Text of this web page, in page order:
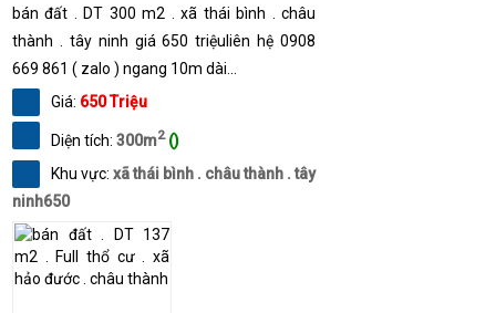
bán đất . DT 300 m2 . xã thái bình . châu
thành . tây ninh giá 650 triệuliên hệ 0908
669 861 ( zalo ) ngang 10m dài...
Giá: 650 Triệu
Diện tích: 300m2 ()
Khu vực: xã thái bình . châu thành . tây
ninh650